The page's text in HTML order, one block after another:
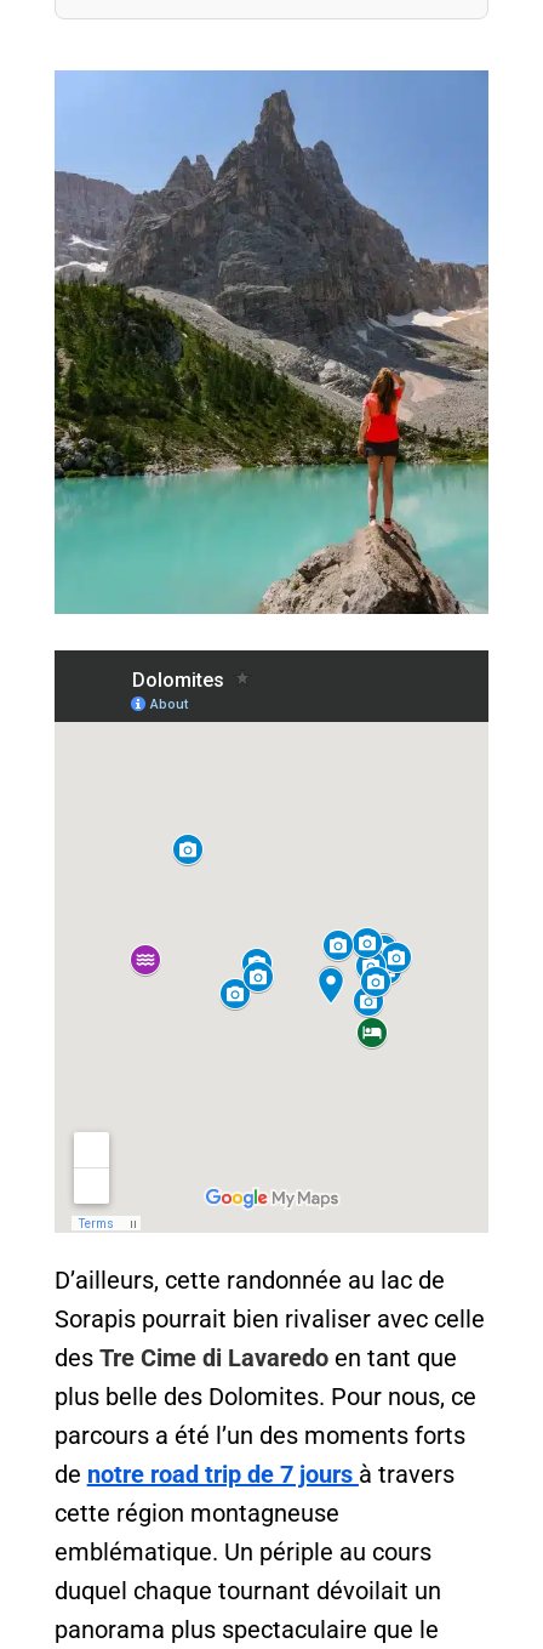
D’ailleurs, cette randonnée au lac de
Sorapis pourrait bien rivaliser avec celle
des Tre Cime di Lavaredo en tant que
plus belle des Dolomites. Pour nous, ce
parcours a été l’un des moments forts
de notre road trip de 7 jours à travers
cette région montagneuse
emblématique. Un périple au cours
duquel chaque tournant dévoilait un
panorama plus spectaculaire que le